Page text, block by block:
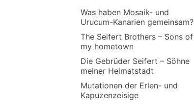
Was haben Mosaik- und
Urucum-Kanarien gemeinsam?
The Seifert Brothers – Sons of
my hometown
Die Gebrüder Seifert – Söhne
meiner Heimatstadt
Mutationen der Erlen- und
Kapuzenzeisige